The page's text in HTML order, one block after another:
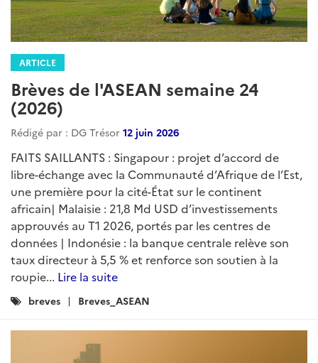
ARTICLE
Brèves de l'ASEAN semaine 24
(2026)
Rédigé par : DG Trésor 12 juin 2026
FAITS SAILLANTS : Singapour : projet d’accord de
libre-échange avec la Communauté d’Afrique de l’Est,
une première pour la cité-État sur le continent
africain| Malaisie : 21,8 Md USD d’investissements
approuvés au T1 2026, portés par les centres de
données | Indonésie : la banque centrale relève son
taux directeur à 5,5 % et renforce son soutien à la
roupie... Lire la suite
Catégories
breves Breves_ASEAN